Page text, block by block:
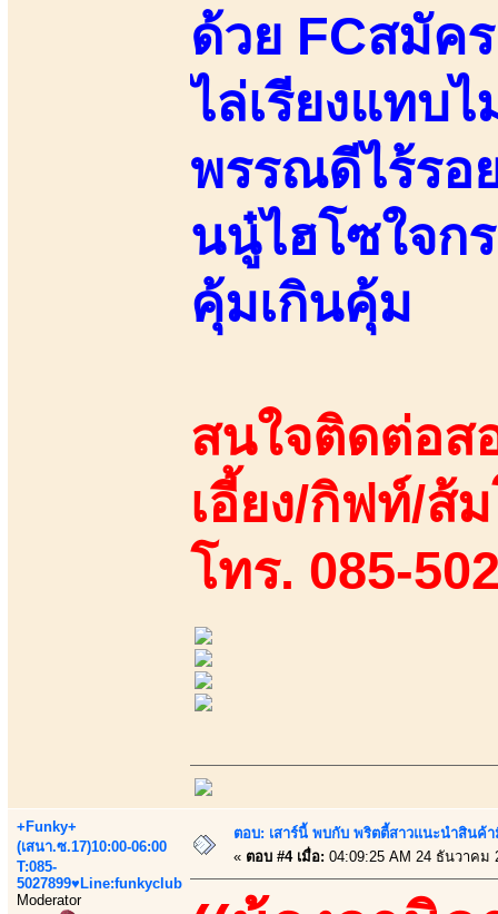
ด้วย FCสมัค
ไล่เรียงแทบ
พรรณดีไร้รอ
นนู๋ไฮโซใจกร
คุ้มเกินคุ้ม
สนใจติดต่อส
เอี้ยง/กิฟท์/ส้
โทร. 085-
+Funky+
(เสนา.ซ.17)10:00-06:00
T:085-
5027899♥Line:funkyclub
Moderator
ตอบ: เสาร์นี้ พบกับ พริตตี้สาวแนะนำสินค้
« ตอบ #4 เมื่อ: 04:09:25 AM 24 ธันวาคม